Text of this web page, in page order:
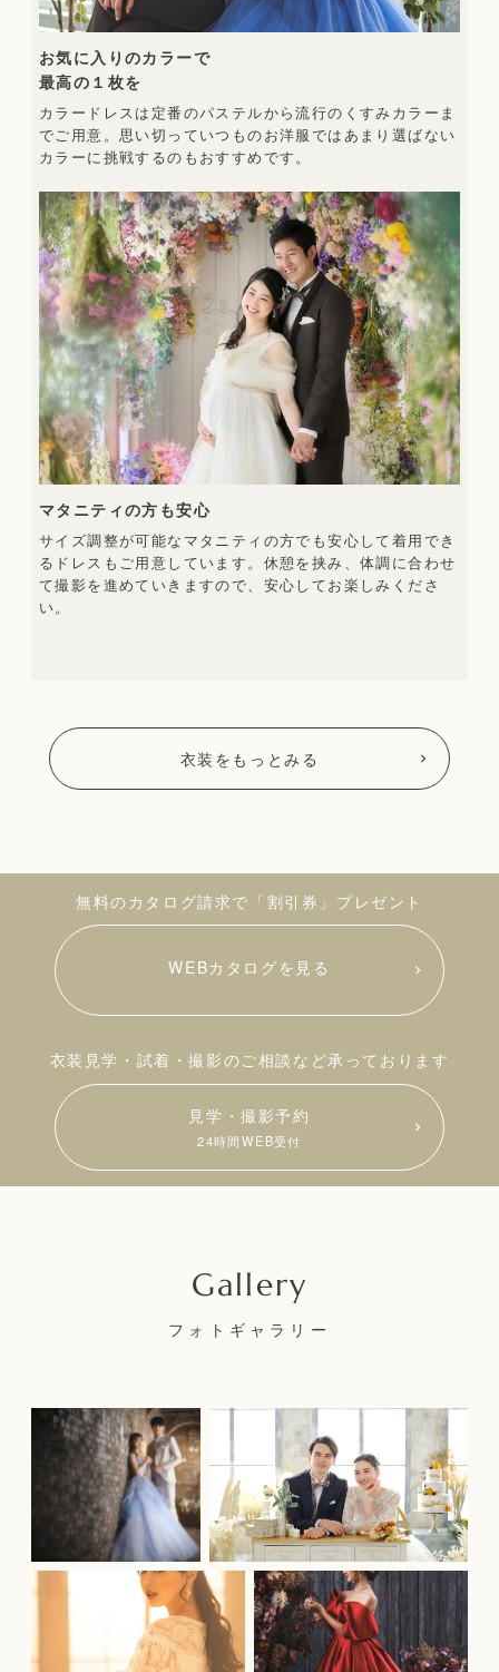
お気に入りのカラーで
最高の１枚を
カラードレスは定番のパステルから流行のくすみカラーま
でご用意。思い切っていつものお洋服ではあまり選ばない
カラーに挑戦するのもおすすめです。
マタニティの方も安心
サイズ調整が可能なマタニティの方でも安心して着用でき
るドレスもご用意しています。休憩を挟み、体調に合わせ
て撮影を進めていきますので、安心してお楽しみくださ
い。
衣装をもっとみる
無料のカタログ請求で「割引券」プレゼント
WEBカタログを見る
衣装見学・試着・撮影のご相談など承っております
見学・撮影予約
24時間WEB受付
フォトギャラリー